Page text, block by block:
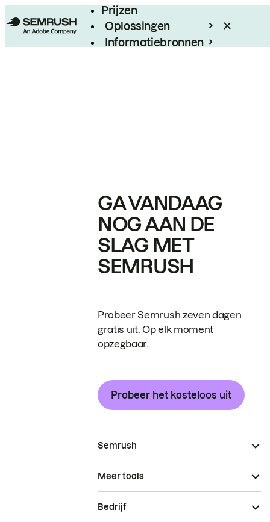
Prijzen
Oplossingen
Informatiebronnen
GA VANDAAG
NOG AAN DE
SLAG MET
SEMRUSH
Probeer Semrush zeven dagen
gratis uit. Op elk moment
opzegbaar.
Probeer het kosteloos uit
Semrush
Meer tools
Bedrijf